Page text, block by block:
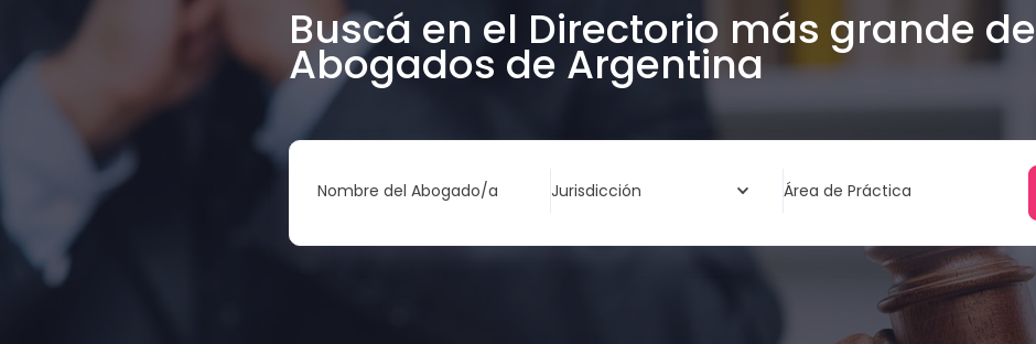
Buscá en el Directorio más grande de
Abogados de Argentina
Nombre del Abogado/a Jurisdicción Área de Práctica